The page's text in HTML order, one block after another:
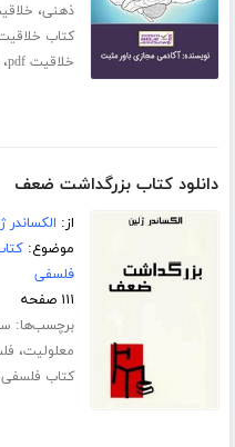
ذهنی،
کتاب
خلاقیت pdf
دانلود کتاب بزرگداشت ضعف
از: الکساندر
موضوع:
فلسفی
۱۱۱ صفحه
برچسب‌ها:
معلولیت،
کتاب فلسفی